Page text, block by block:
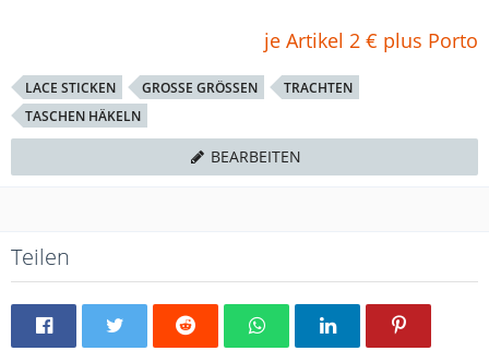
je Artikel 2 € plus Porto
LACE STICKEN GROSSE GRÖSSEN
TRACHTEN
TASCHEN HÄKELN
BEARBEITEN
Teilen